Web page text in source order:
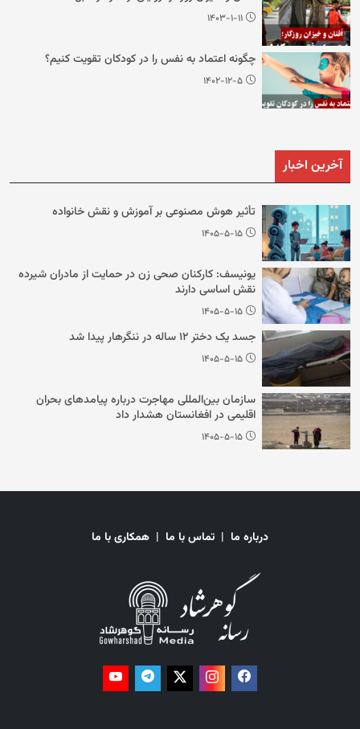
۱۴۰۳-۱-۱۱
چگونه اعتماد به نفس را در کودکان تقویت کنیم؟
۱۴۰۲-۱۲-۵
آخرین اخبار
تأثیر هوش مصنوعی بر آموزش و نقش خانواده
۱۴۰۵-۵-۱۵
یونیسف: کارکنان صحی زن در حمایت از مادران شیرده
نقش اساسی دارند
۱۴۰۵-۵-۱۵
جسد یک دختر ۱۲ ساله در ننگرهار پیدا شد
۱۴۰۵-۵-۱۵
سازمان بین‌المللی مهاجرت درباره پیامدهای بحران
اقلیمی در افغانستان هشدار داد
۱۴۰۵-۵-۱۵
درباره ما | تماس با ما | همکاری با ما